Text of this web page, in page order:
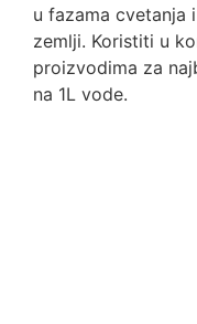
u fazama cvetanja
zemlji. Koristiti u
proizvodima za
na 1L vode.